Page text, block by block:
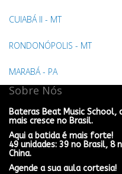
CUIABÁ II - MT
RONDONÓPOLIS - MT
MARABÁ - PA
Sobre Nós
Bateras Beat Music School,
mais cresce no Brasil.
Aqui a batida é mais forte!
49 unidades: 39 no Brasil, 8
China.
Agende a sua aula cortesia!